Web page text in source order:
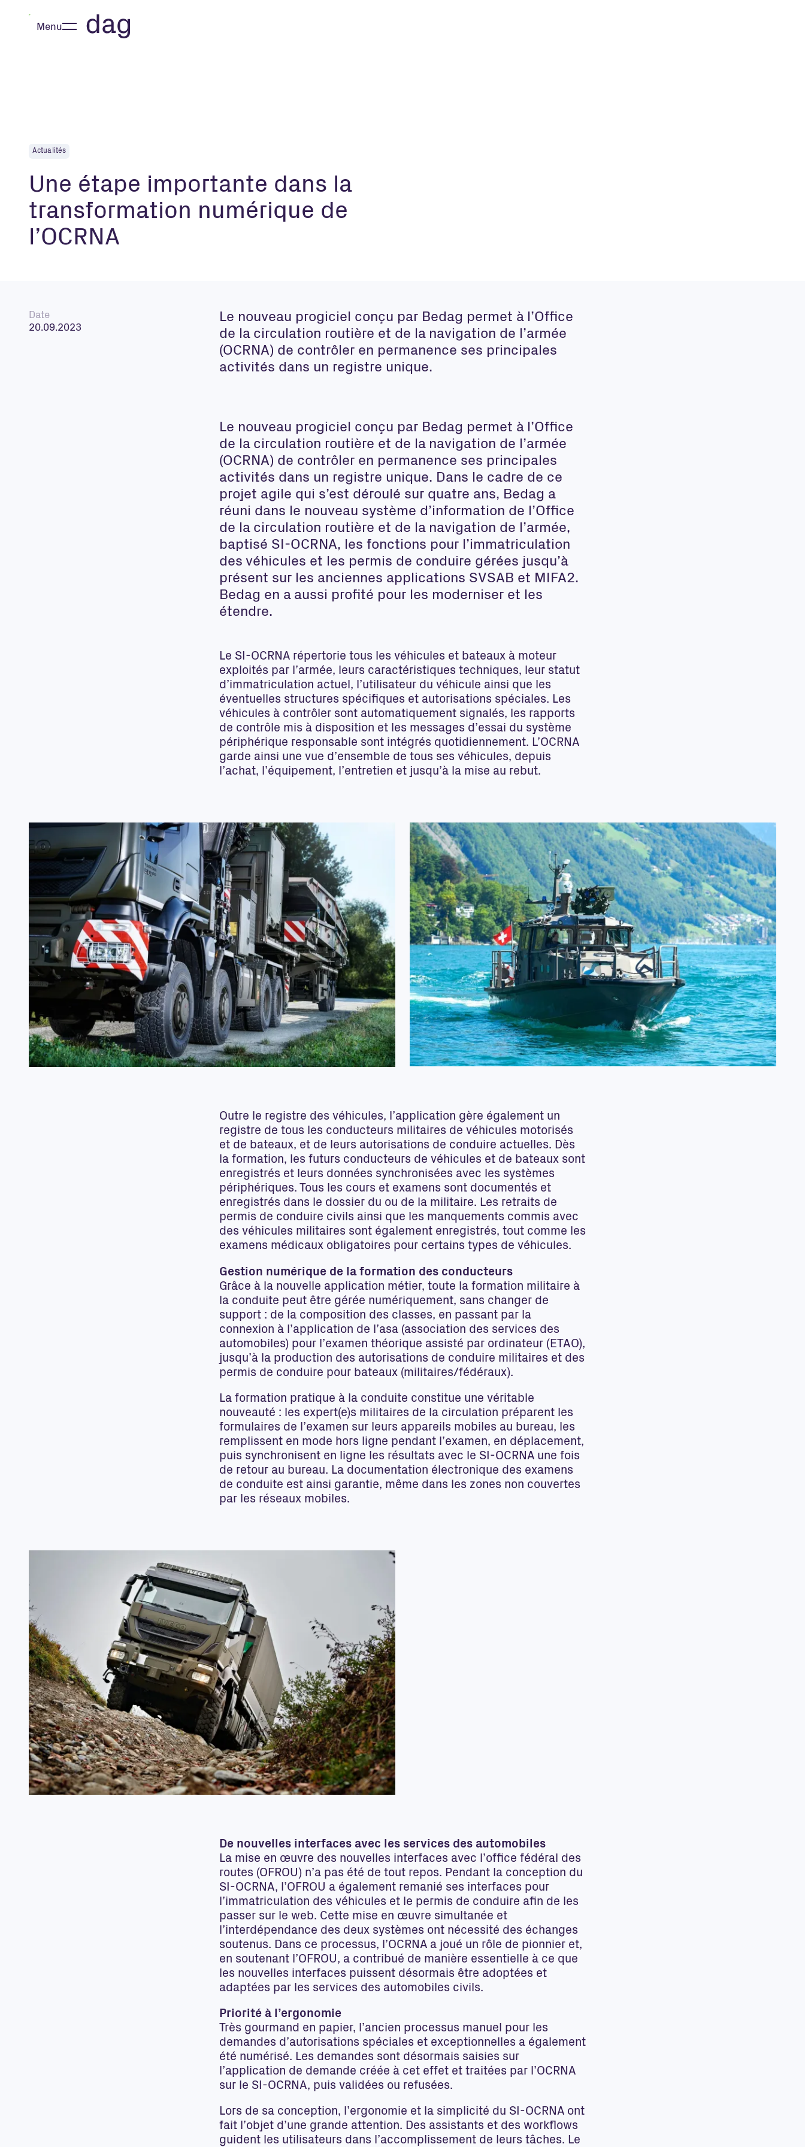
Menu
Actualités
Une étape importante dans la
transformation numérique de
l’OCRNA
Date
20.09.2023
Le nouveau progiciel conçu par Bedag permet à l’Office
de la circulation routière et de la navigation de l’armée
(OCRNA) de contrôler en permanence ses principales
activités dans un registre unique.
Le nouveau progiciel conçu par Bedag permet à l’Office
de la circulation routière et de la navigation de l’armée
(OCRNA) de contrôler en permanence ses principales
activités dans un registre unique. Dans le cadre de ce
projet agile qui s’est déroulé sur quatre ans, Bedag a
réuni dans le nouveau système d’information de l’Office
de la circulation routière et de la navigation de l’armée,
baptisé SI-OCRNA, les fonctions pour l’immatriculation
des véhicules et les permis de conduire gérées jusqu’à
présent sur les anciennes applications SVSAB et MIFA2.
Bedag en a aussi profité pour les moderniser et les
étendre.
Le SI-OCRNA répertorie tous les véhicules et bateaux à moteur
exploités par l’armée, leurs caractéristiques techniques, leur statut
d’immatriculation actuel, l’utilisateur du véhicule ainsi que les
éventuelles structures spécifiques et autorisations spéciales. Les
véhicules à contrôler sont automatiquement signalés, les rapports
de contrôle mis à disposition et les messages d’essai du système
périphérique responsable sont intégrés quotidiennement. L’OCRNA
garde ainsi une vue d’ensemble de tous ses véhicules, depuis
l’achat, l’équipement, l’entretien et jusqu’à la mise au rebut.
Outre le registre des véhicules, l’application gère également un
registre de tous les conducteurs militaires de véhicules motorisés
et de bateaux, et de leurs autorisations de conduire actuelles. Dès
la formation, les futurs conducteurs de véhicules et de bateaux sont
enregistrés et leurs données synchronisées avec les systèmes
périphériques. Tous les cours et examens sont documentés et
enregistrés dans le dossier du ou de la militaire. Les retraits de
permis de conduire civils ainsi que les manquements commis avec
des véhicules militaires sont également enregistrés, tout comme les
examens médicaux obligatoires pour certains types de véhicules.
Gestion numérique de la formation des conducteurs
Grâce à la nouvelle application métier, toute la formation militaire à
la conduite peut être gérée numériquement, sans changer de
support : de la composition des classes, en passant par la
connexion à l’application de l’asa (association des services des
automobiles) pour l’examen théorique assisté par ordinateur (ETAO),
jusqu’à la production des autorisations de conduire militaires et des
permis de conduire pour bateaux (militaires/fédéraux).
La formation pratique à la conduite constitue une véritable
nouveauté : les expert(e)s militaires de la circulation préparent les
formulaires de l’examen sur leurs appareils mobiles au bureau, les
remplissent en mode hors ligne pendant l’examen, en déplacement,
puis synchronisent en ligne les résultats avec le SI-OCRNA une fois
de retour au bureau. La documentation électronique des examens
de conduite est ainsi garantie, même dans les zones non couvertes
par les réseaux mobiles.
De nouvelles interfaces avec les services des automobiles
La mise en œuvre des nouvelles interfaces avec l’office fédéral des
routes (OFROU) n’a pas été de tout repos. Pendant la conception du
SI-OCRNA, l’OFROU a également remanié ses interfaces pour
l’immatriculation des véhicules et le permis de conduire afin de les
passer sur le web. Cette mise en œuvre simultanée et
l’interdépendance des deux systèmes ont nécessité des échanges
soutenus. Dans ce processus, l’OCRNA a joué un rôle de pionnier et,
en soutenant l’OFROU, a contribué de manière essentielle à ce que
les nouvelles interfaces puissent désormais être adoptées et
adaptées par les services des automobiles civils.
Priorité à l’ergonomie
Très gourmand en papier, l’ancien processus manuel pour les
demandes d’autorisations spéciales et exceptionnelles a également
été numérisé. Les demandes sont désormais saisies sur
l’application de demande créée à cet effet et traitées par l’OCRNA
sur le SI-OCRNA, puis validées ou refusées.
Lors de sa conception, l’ergonomie et la simplicité du SI-OCRNA ont
fait l’objet d’une grande attention. Des assistants et des workflows
guident les utilisateurs dans l’accomplissement de leurs tâches. Le